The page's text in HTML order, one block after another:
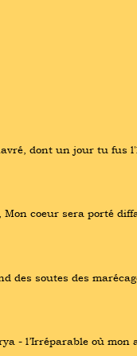
dont un jour tu fus
coeur sera porté
des soutes des
- l’Irréparable où mon